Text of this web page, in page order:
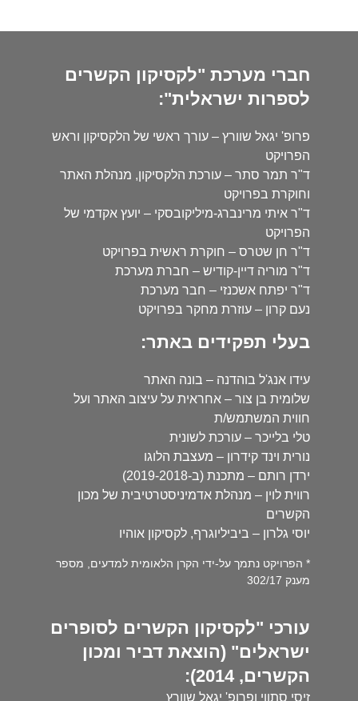
חברי מערכת "לקסיקון הקשרים
לספרות ישראלית":
פרופ' יגאל שוורץ – עורך ראשי של הלקסיקון וראש
הפרויקט
ד"ר תמר סתר – עורכת הלקסיקון, מנהלת האתר
וחוקרת בפרויקט
ד"ר איתי מרינברג-מיליקובסקי – יועץ אקדמי של
הפרויקט
ד"ר חן שטרס – חוקרת ראשית בפרויקט
ד"ר מוריה דיין-קודיש – חברת מערכת
ד"ר יפתח אשכנזי – חבר מערכת
נעם קרון – עוזרת מחקר בפרויקט
בעלי תפקידים באתר:
עידו אנג'ל בוהדנה – בונה האתר
שלומית בן צור – אחראית על עיצוב האתר ועל
חווית המשתמש/ת
טלי בלייכר – עורכת לשונית
נורית וינד קידרון – מעצבת הלוגו
ירדן רותם – מתכנת (ב-2019-2018)
רווית לוין – מנהלת אדמיניסטרטיבית של מכון
הקשרים
יוסי גלרון – ביביליוגרף, לקסיקון אוהיו
* הפרויקט נתמך על-ידי הקרן הלאומית למדעים, מספר
מענק 302/17
עורכי "לקסיקון הקשרים לסופרים
ישראלים" (הוצאת דביר ומכון
הקשרים, 2014):
זיסי סתווי ופרופ' יגאל שוורץ